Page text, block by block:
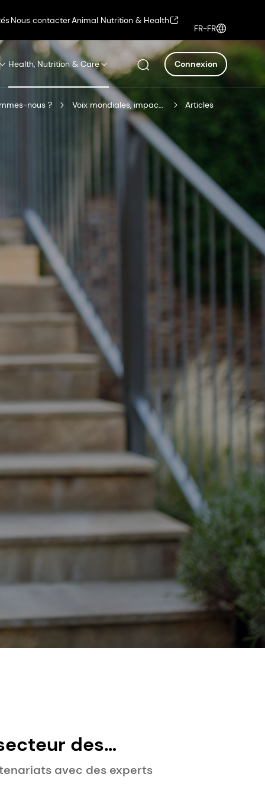
Nous contacterAnimal Nutrition & Health
FR-FR
Health, Nutrition & Care Connexion
nous ? Voix mondiales, impact local Articles
des
de
que
avec des experts